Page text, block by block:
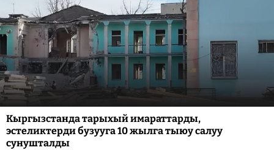
Кыргызстанда тарыхый имараттарды,
эстеликтерди бузууга 10 жылга тыюу салуу
сунушталды